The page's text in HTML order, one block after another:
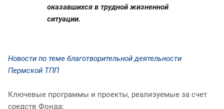
оказавшихся в трудной жизненной
ситуации.
Новости по теме благотворительной деятельности
Пермской ТПП
Ключевые программы и проекты, реализуемые за счет
средств Фонда: